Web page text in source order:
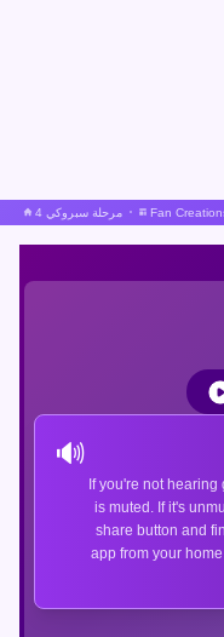
مرحلة سبروكي 4 Fan
🔊
If you're not
is muted. If it's
share button and
app from your